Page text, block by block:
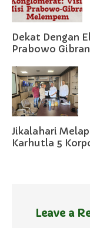
Dekat Dengan
Prabowo
Jikalahari
Karhutla 5
Leave a